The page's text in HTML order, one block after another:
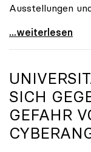
Ausstellungen
uniko-
...weiterlesen
SICH
GEFAHR